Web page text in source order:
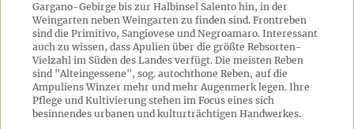
Gargano-Gebirge bis zur Halbinsel Salento hin, in der
Weingarten neben Weingarten zu finden sind. Frontreben
sind die Primitivo, Sangiovese und Negroamaro. Interessant
auch zu wissen, dass Apulien über die größte Rebsorten-
Vielzahl im Süden des Landes verfügt. Die meisten Reben
sind "Alteingessene", sog. autochthone Reben, auf die
Ampuliens Winzer mehr und mehr Augenmerk legen. Ihre
Pflege und Kultivierung stehen im Focus eines sich
besinnendes urbanen und kulturträchtigen Handwerkes.